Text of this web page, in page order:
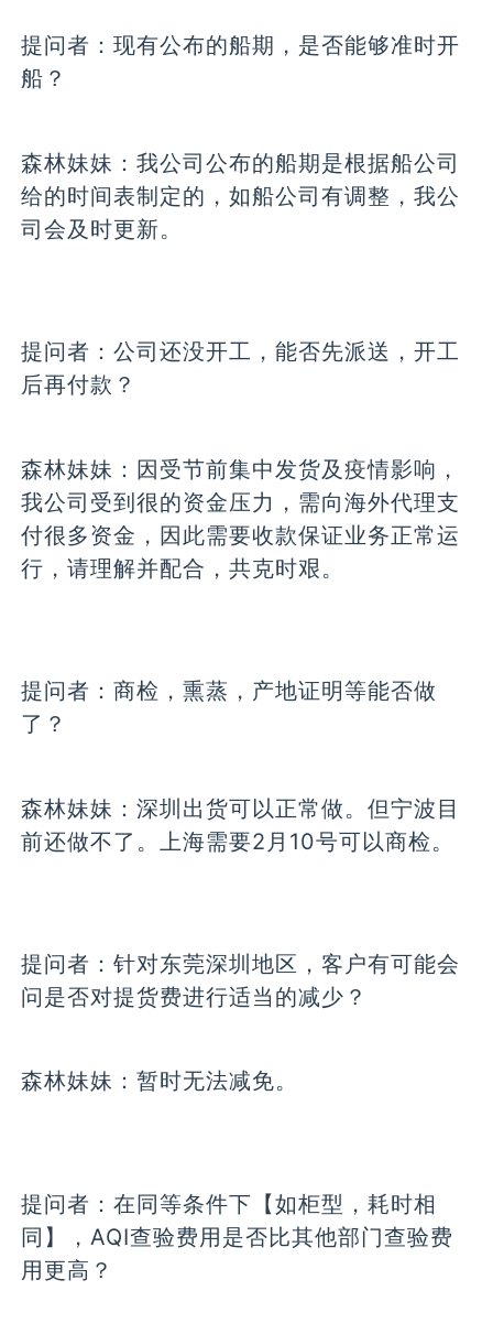
提问者：现有公布的船期，是否能够准时开
船？
森林妹妹：我公司公布的船期是根据船公司
给的时间表制定的，如船公司有调整，我公
司会及时更新。
提问者：公司还没开工，能否先派送，开工
后再付款？
森林妹妹： 因受节前集中发货及疫情影响，
我公司受到很的资金压力，需向海外代理支
付很多资金，因此需要收款保证业务正常运
行，请理解并配合，共克时艰。
提问者：商检，熏蒸，产地证明等能否做
了？
森林妹妹：深圳出货可以正常做。但宁波目
前还做不了。上海需要2月10号可以商检。
提问者：针对东莞深圳地区，客户有可能会
问是否对提货费进行适当的减少？
森林妹妹：暂时无法减免。
提问者：在同等条件下【如柜型，耗时相
同】，AQI查验费用是否比其他部门查验费
用更高？